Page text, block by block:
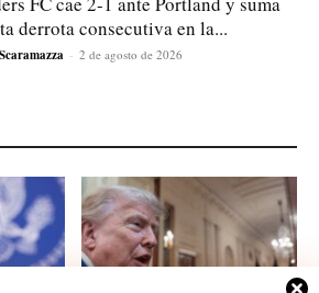
derrota consecutiva en la...
- 2 de agosto de 2026